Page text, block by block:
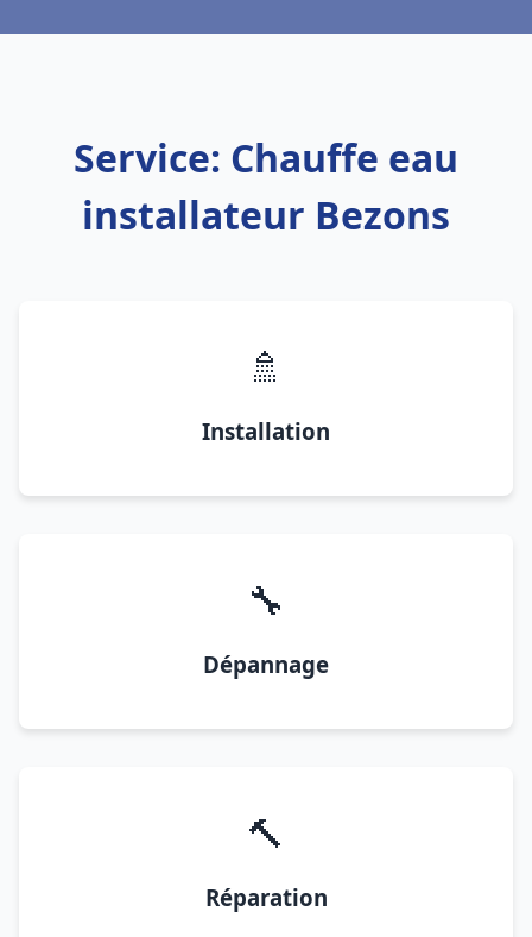
Service: Chauffe eau
installateur Bezons
🚿
Installation
🔧
Dépannage
🔨
Réparation